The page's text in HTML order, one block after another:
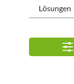
Lösungen